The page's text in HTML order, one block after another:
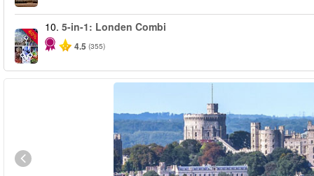
-60%
10. 5-in-1: Londen Combi
4.5 (355)